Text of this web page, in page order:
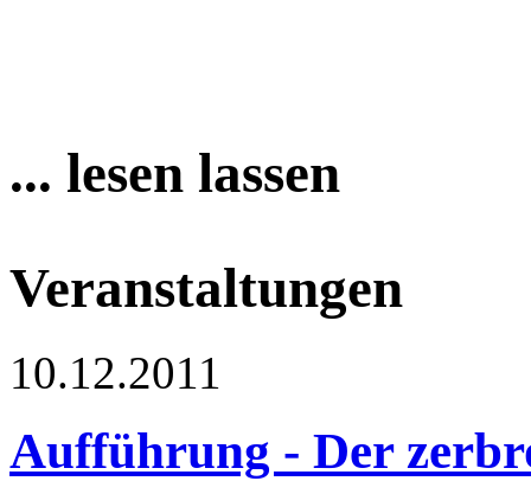
... lesen lassen
Veranstaltungen
10.12.2011
Aufführung - Der